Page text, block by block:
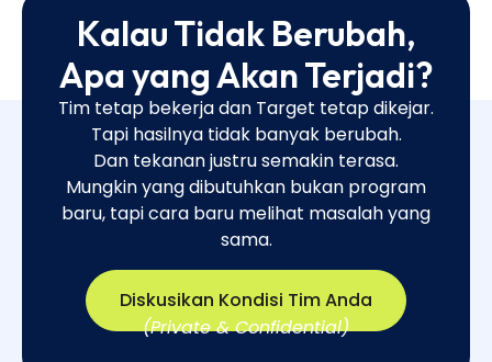
Kalau Tidak Berubah,
Apa yang Akan Terjadi?
Tim tetap bekerja dan Target tetap dikejar.
Tapi hasilnya tidak banyak berubah.
Dan tekanan justru semakin terasa.
Mungkin yang dibutuhkan bukan program
baru, tapi cara baru melihat masalah yang
sama.​
Diskusikan Kondisi Tim Anda
(Private & Confidential)